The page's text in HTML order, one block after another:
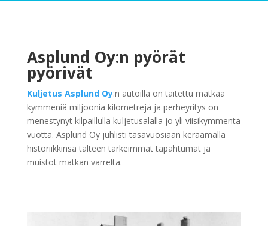
Asplund Oy:n pyörät
pyörivät
Kuljetus Asplund Oy:n autoilla on taitettu matkaa
kymmeniä miljoonia kilometrejä ja perheyritys on
menestynyt kilpaillulla kuljetusalalla jo yli viisikymmentä
vuotta. Asplund Oy juhlisti tasavuosiaan keräämällä
historiikkinsa talteen tärkeimmät tapahtumat ja
muistot matkan varrelta.